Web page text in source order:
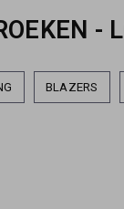
-
BLAZERS